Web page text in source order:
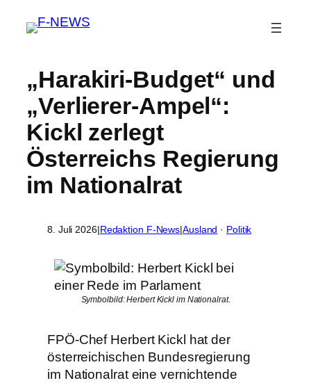
„Harakiri-Budget“ und
„Verlierer-Ampel“:
Kickl zerlegt
Österreichs Regierung
im Nationalrat
8. Juli 2026|Redaktion F-News|Ausland · Politik
Symbolbild: Herbert Kickl im Nationalrat.
FPÖ-Chef Herbert Kickl hat der
österreichischen Bundesregierung
im Nationalrat eine vernichtende